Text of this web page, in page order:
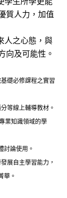
質人力，加值
人之心態，與
向及可能性。
礎必修課程之實習
等線上輔導教材。
業知識領域的學
討論使用。
展自主學習能力，
華。